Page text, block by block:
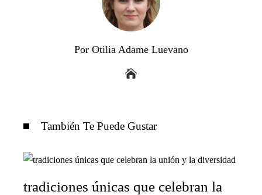
Por Otilia Adame Luevano
También Te Puede Gustar
tradiciones únicas que celebran la